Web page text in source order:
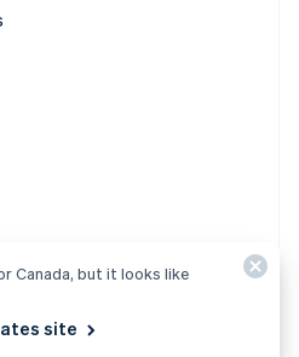
Canada, but it looks like
site